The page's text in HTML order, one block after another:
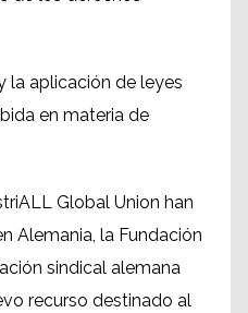
la aplicación de leyes
en materia de
Global Union han
Alemania, la Fundación
sindical alemana
recurso destinado al